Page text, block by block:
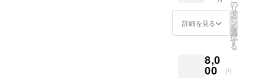
前の掲
載 感謝
の気持
巻末に
お名前
詳細を見る
の
リ
タ
ー
ン
を
選
択
す
る
8,0
00 円